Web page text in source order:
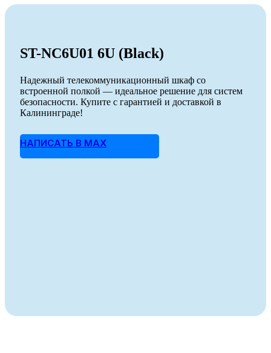
ST-NC6U01 6U (Black)
Надежный телекоммуникационный шкаф со
встроенной полкой — идеальное решение для систем
безопасности. Купите с гарантией и доставкой в
Калининграде!
НАПИСАТЬ В MAX